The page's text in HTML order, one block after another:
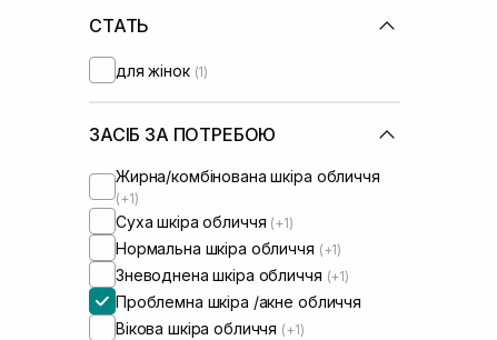
СТАТЬ
для жінок (1)
ЗАСІБ ЗА ПОТРЕБОЮ
Жирна/комбінована шкіра обличчя
(+1)
Суха шкіра обличчя (+1)
Нормальна шкіра обличчя (+1)
Зневоднена шкіра обличчя (+1)
Проблемна шкіра /акне обличчя
Вікова шкіра обличчя (+1)